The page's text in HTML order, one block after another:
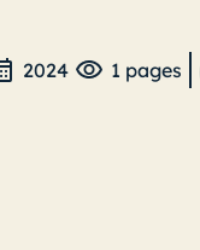
2024
1 pages